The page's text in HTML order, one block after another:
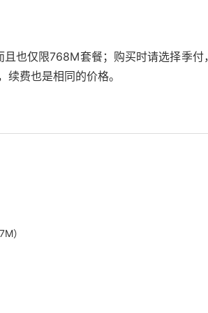
也仅限768M套餐；购买时请选择季付
费也是相同的价格。
）